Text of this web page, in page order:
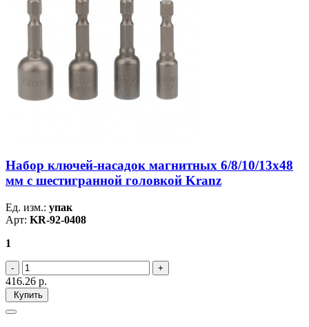
Набор ключей-насадок магнитных 6/8/10/13х48
мм с шестигранной головкой Kranz
Ед. изм.: упак
Арт: KR-92-0408
1
416.26 р.
Купить